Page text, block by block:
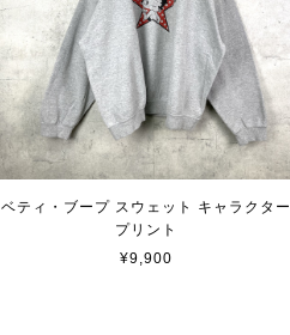
ベティ・ブープ スウェット キャラクター
プリント
¥9,900